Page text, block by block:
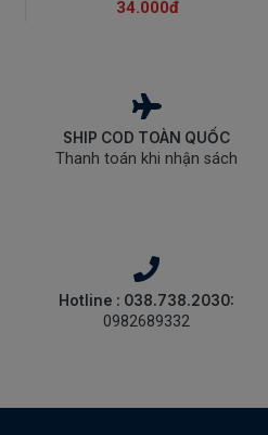
34.000đ
SHIP COD TOÀN QUỐC
Thanh toán khi nhận sách
Hotline : 038.738.2030:
0982689332